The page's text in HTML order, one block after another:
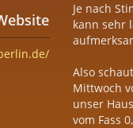
Je nach
kann sehr
Also
Mittwoch
unser
vom Fass